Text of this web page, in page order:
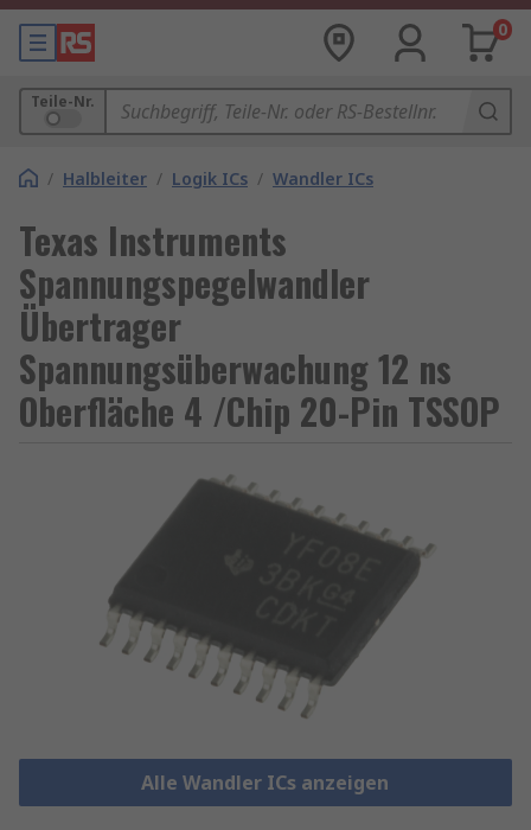
0
Teile-Nr.
/ Halbleiter / Logik ICs / Wandler ICs
Texas Instruments
Spannungspegelwandler
Übertrager
Spannungsüberwachung 12 ns
Oberfläche 4 /Chip 20-Pin TSSOP
Alle Wandler ICs anzeigen